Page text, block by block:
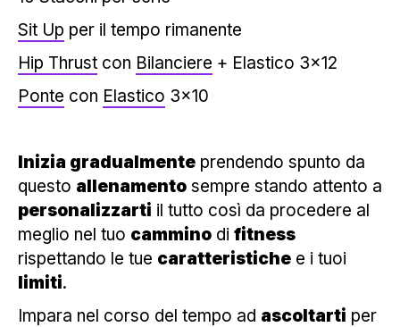
Sit Up per il tempo rimanente
Hip Thrust con Bilanciere + Elastico 3×12
Ponte con Elastico 3×10
Inizia gradualmente prendendo spunto da
questo allenamento sempre stando attento a
personalizzarti il tutto così da procedere al
meglio nel tuo cammino di fitness
rispettando le tue caratteristiche e i tuoi
limiti.
Impara nel corso del tempo ad ascoltarti per